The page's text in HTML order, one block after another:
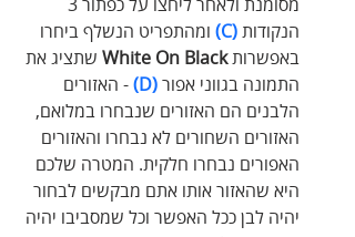
הנקודות (C)
ומהתפריט הנשלף ביחרו
באפשרות White On Black שתציג את
התמונה בגווני אפור (D)
- האזורים
הלבנים הם האזורים שנבחרו במלואם,
האזורים השחורים לא נבחרו והאזורים
האפורים נבחרו חלקית. המטרה שלכם
היא שהאזור אותו אתם מבקשים לבחור
יהיה לבן ככל האפשר וכל שמסביבו יהיה